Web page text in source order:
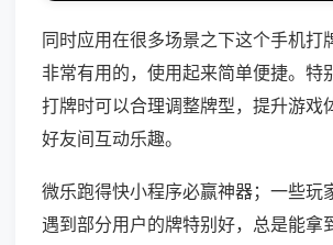
同时应用在很多场景之下这个手机打
非常有用的，使用起来简单便捷。特
打牌时可以合理调整牌型，提升游戏
好友间互动乐趣。
微乐跑得快小程序必赢神器；一些玩
遇到部分用户的牌特别好，总是能拿